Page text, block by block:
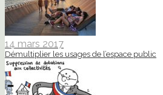
14 mars 2017
Démultiplier les usages de l’espace public